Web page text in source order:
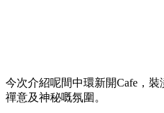
今次介紹呢間中環新開Cafe，
禪意及神秘嘅氛圍。